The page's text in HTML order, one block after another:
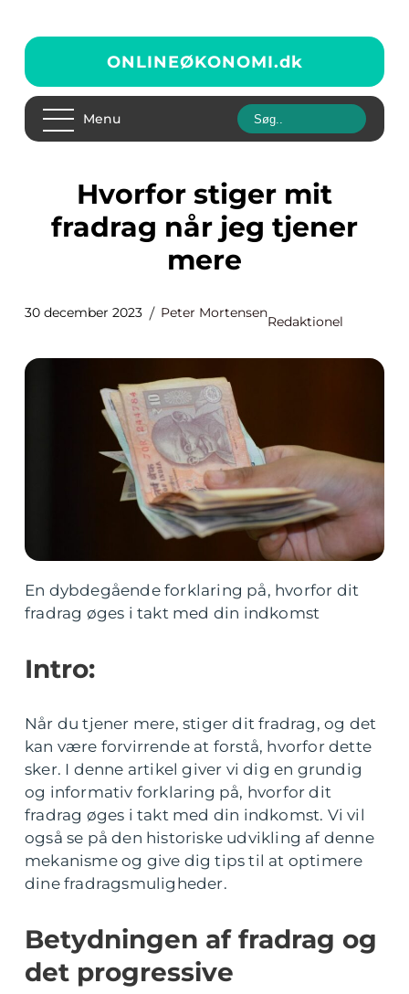
ONLINEØKONOMI.dk
Menu
Hvorfor stiger mit
fradrag når jeg tjener
mere
30 december 2023 Peter Mortensen
Redaktionel
En dybdegående forklaring på, hvorfor dit
fradrag øges i takt med din indkomst
Intro:
Når du tjener mere, stiger dit fradrag, og det
kan være forvirrende at forstå, hvorfor dette
sker. I denne artikel giver vi dig en grundig
og informativ forklaring på, hvorfor dit
fradrag øges i takt med din indkomst. Vi vil
også se på den historiske udvikling af denne
mekanisme og give dig tips til at optimere
dine fradragsmuligheder.
Betydningen af fradrag og
det progressive